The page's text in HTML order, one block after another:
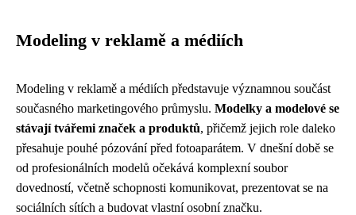
Modeling v reklamě a médiích
Modeling v reklamě a médiích představuje významnou součást
současného marketingového průmyslu. Modelky a modelové se
stávají tvářemi značek a produktů, přičemž jejich role daleko
přesahuje pouhé pózování před fotoaparátem. V dnešní době se
od profesionálních modelů očekává komplexní soubor
dovedností, včetně schopnosti komunikovat, prezentovat se na
sociálních sítích a budovat vlastní osobní značku.